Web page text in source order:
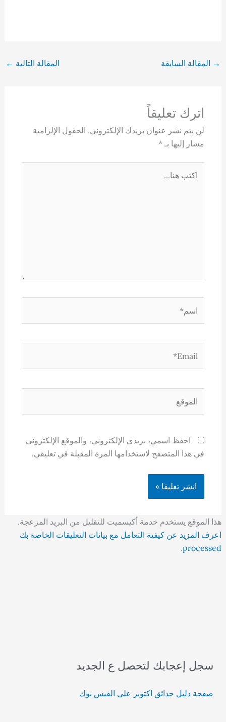
→ المقالة السابقة المقالة التالية ←
اترك تعليقاً
لن يتم نشر عنوان بريدك الإلكتروني. الحقول الإلزامية
مشار إليها بـ *
هنا...
احفظ اسمي، بريدي الإلكتروني، والموقع الإلكتروني
في هذا المتصفح لاستخدامها المرة المقبلة في تعليقي.
هذا الموقع يستخدم خدمة أكيسميت للتقليل من البريد المزعجة.
اعرف المزيد عن كيفية التعامل مع بيانات التعليقات الخاصة بك
processed
.
سجل إعجابك لتحصل ع الجديد
صفحة دليل حدائق اكتوبر على الفيس بوك